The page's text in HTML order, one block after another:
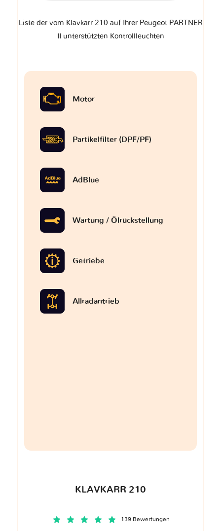
Liste der vom Klavkarr 210 auf Ihrer Peugeot PARTNER
II unterstützten Kontrollleuchten
Motor
Partikelfilter (DPF/PF)
AdBlue
Wartung / Ölrückstellung
Getriebe
Allradantrieb
KLAVKARR 210
139 Bewertungen